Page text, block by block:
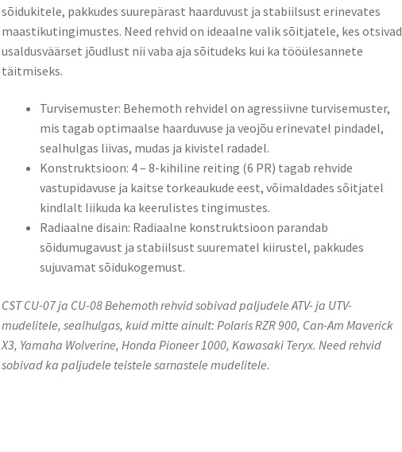
sõidukitele, pakkudes suurepärast haarduvust ja stabiilsust erinevates
maastikutingimustes. Need rehvid on ideaalne valik sõitjatele, kes otsivad
usaldusväärset jõudlust nii vaba aja sõitudeks kui ka tööülesannete
täitmiseks.​
Turvisemuster: Behemoth rehvidel on agressiivne turvisemuster,
mis tagab optimaalse haarduvuse ja veojõu erinevatel pindadel,
sealhulgas liivas, mudas ja kivistel radadel.
Konstruktsioon: 4 – 8-kihiline reiting (6 PR) tagab rehvide
vastupidavuse ja kaitse torkeaukude eest, võimaldades sõitjatel
kindlalt liikuda ka keerulistes tingimustes.​
Radiaalne disain: Radiaalne konstruktsioon parandab
sõidumugavust ja stabiilsust suurematel kiirustel, pakkudes
sujuvamat sõidukogemust.​
CST CU-07 ja CU-08 Behemoth rehvid sobivad paljudele ATV- ja UTV-
mudelitele, sealhulgas, kuid mitte ainult: Polaris RZR 900, Can-Am Maverick
X3, Yamaha Wolverine, Honda Pioneer 1000, Kawasaki Teryx. Need rehvid
sobivad ka paljudele teistele sarnastele mudelitele.